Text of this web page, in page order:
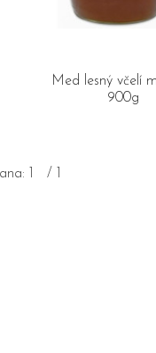
Med lesný včelí
900g
1 / 1